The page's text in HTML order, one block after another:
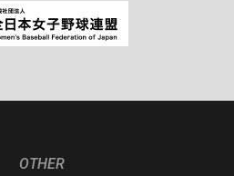
OTHER